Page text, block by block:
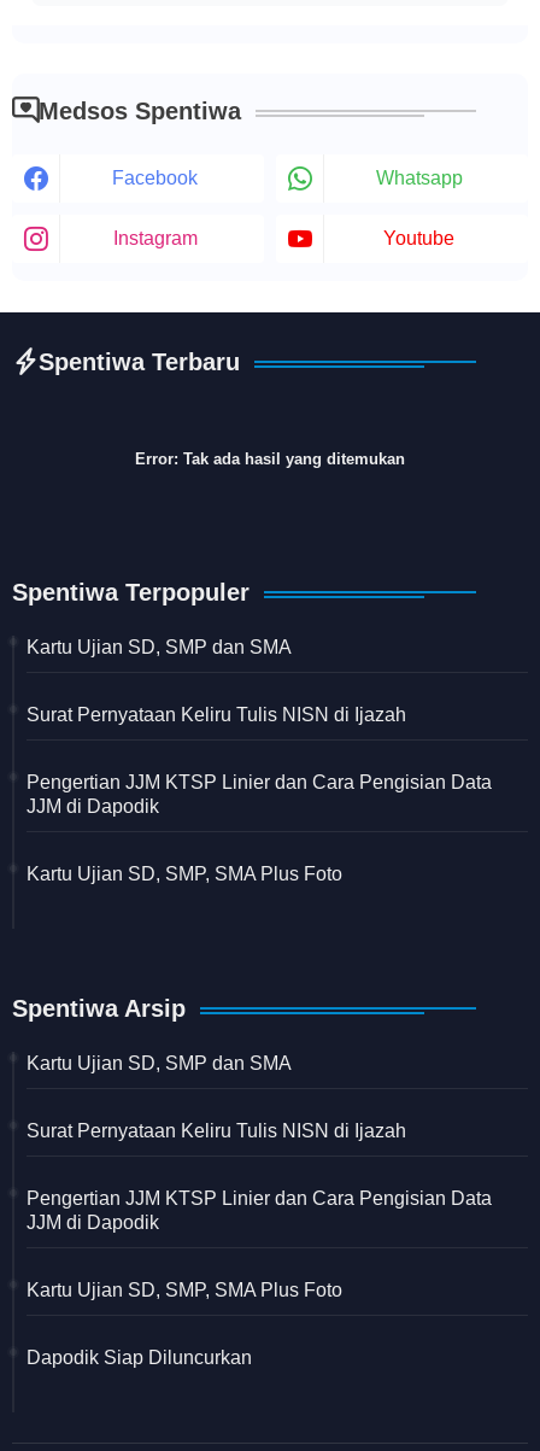
Medsos Spentiwa
Facebook Whatsapp
Instagram Youtube
Spentiwa Terbaru
Error: Tak ada hasil yang ditemukan
Spentiwa Terpopuler
Kartu Ujian SD, SMP dan SMA
Surat Pernyataan Keliru Tulis NISN di Ijazah
Pengertian JJM KTSP Linier dan Cara Pengisian Data
JJM di Dapodik
Kartu Ujian SD, SMP, SMA Plus Foto
Spentiwa Arsip
Kartu Ujian SD, SMP dan SMA
Surat Pernyataan Keliru Tulis NISN di Ijazah
Pengertian JJM KTSP Linier dan Cara Pengisian Data
JJM di Dapodik
Kartu Ujian SD, SMP, SMA Plus Foto
Dapodik Siap Diluncurkan